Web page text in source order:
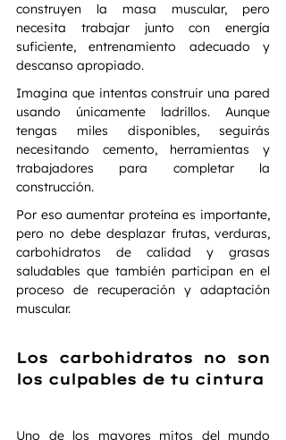
construyen la masa muscular, pero
necesita trabajar junto con energía
suficiente, entrenamiento adecuado y
descanso apropiado.
Imagina que intentas construir una pared
usando únicamente ladrillos. Aunque
tengas miles disponibles, seguirás
necesitando cemento, herramientas y
trabajadores para completar la
construcción.
Por eso aumentar proteína es importante,
pero no debe desplazar frutas, verduras,
carbohidratos de calidad y grasas
saludables que también participan en el
proceso de recuperación y adaptación
muscular.
Los carbohidratos no son
los culpables de tu cintura
Uno de los mayores mitos del mundo